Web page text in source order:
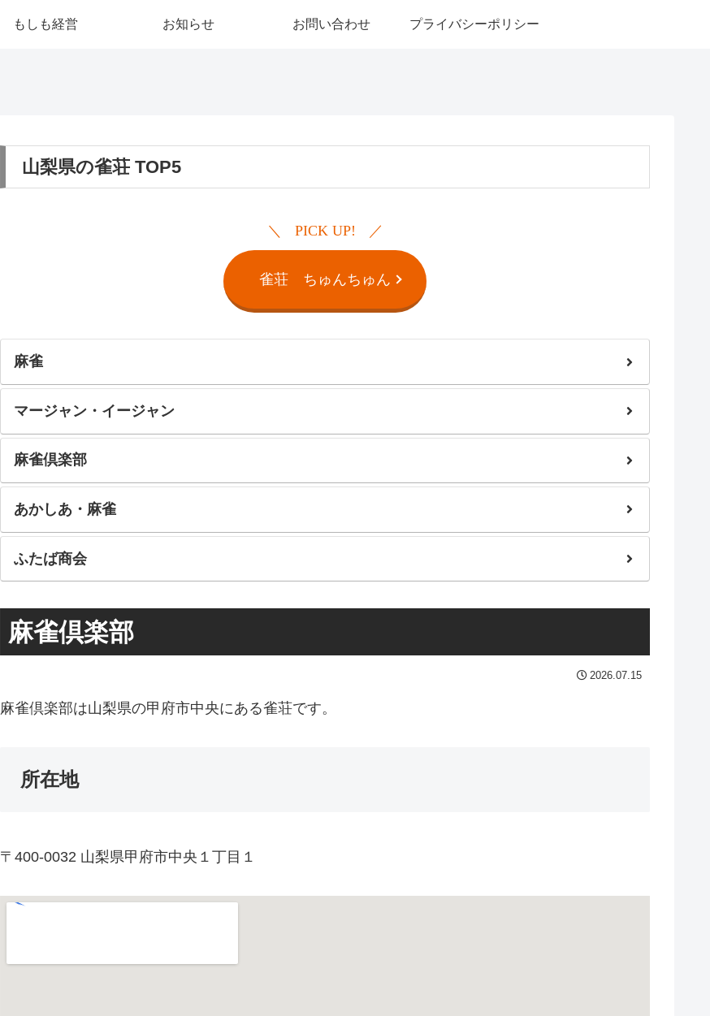
もしも経営 お知らせ お問い合わせ プライバシーポリシー
山梨県の雀荘 TOP5
PICK UP!
雀荘 ちゅんちゅん
麻雀
マージャン・イージャン
麻雀倶楽部
あかしあ・麻雀
ふたば商会
麻雀倶楽部
2026.07.15
麻雀倶楽部は山梨県の甲府市中央にある雀荘です。
所在地
〒400-0032 山梨県甲府市中央１丁目１